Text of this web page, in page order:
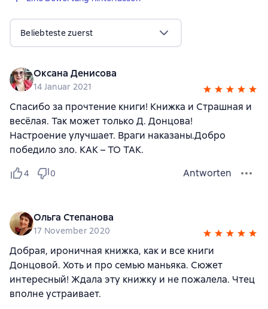
Beliebteste zuerst
Оксана Денисова
14 Januar 2021
Спасибо за прочтение книги! Книжка и Страшная и
весёлая. Так может только Д. Донцова!
Настроение улучшает. Враги наказаны.Добро
победило зло. КАК – ТО ТАК.
4 0 Antworten
Ольга Степанова
17 November 2020
Добрая, ироничная книжка, как и все книги
Донцовой. Хоть и про семью маньяка. Сюжет
интересный! Ждала эту книжку и не пожалела. Чтец
вполне устраивает.